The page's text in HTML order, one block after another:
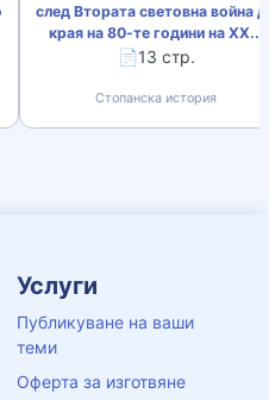
след Втората световна война
края на 80-те години на ХХ...
📄13 стр.
Стопанска история
Услуги
Публикуване на ваши
теми
Оферта за изготвяне